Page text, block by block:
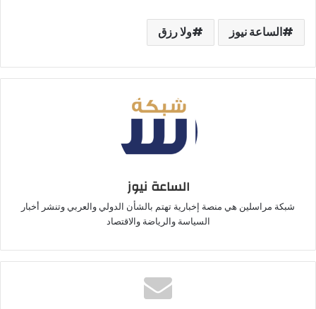
الساعة نيوز ولا رزق
الساعة نيوز
شبكة مراسلين هي منصة إخبارية تهتم بالشأن الدولي والعربي وتنشر أخبار
السياسة والرياضة والاقتصاد